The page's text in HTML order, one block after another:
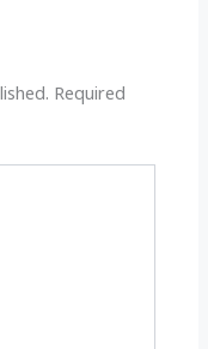
Required